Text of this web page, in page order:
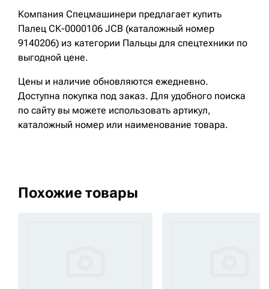
Компания Спецмашинери предлагает купить
Палец СК-0000106 JCB (каталожный номер
9140206) из категории Пальцы для спецтехники по
выгодной цене.
Цены и наличие обновляются ежедневно.
Доступна покупка под заказ. Для удобного поиска
по сайту вы можете использовать артикул,
каталожный номер или наименование товара.
Похожие товары